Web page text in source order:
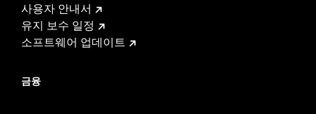
사용자 안내서
유지 보수 일정
소프트웨어 업데이트
금융